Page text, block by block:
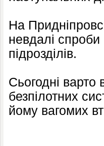
На
невдалі спроби
підрозділів.
Сьогодні варто
безпілотних
йому вагомих